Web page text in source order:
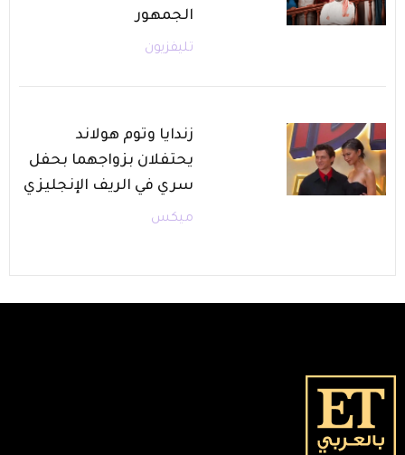
الجمهور
تليفزيون
زندايا وتوم هولاند
يحتفلان بزواجهما بحفل
سري في الريف الإنجليزي
ميكس